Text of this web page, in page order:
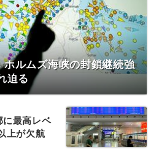
ホルムズ海峡の封鎖継続強
迫る
に最高レベ
上が欠航